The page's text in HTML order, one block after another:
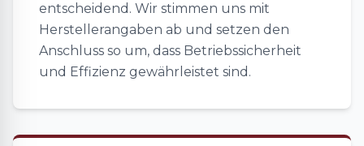
entscheidend. Wir stimmen uns mit
Herstellerangaben ab und setzen den
Anschluss so um, dass Betriebssicherheit
und Effizienz gewährleistet sind.